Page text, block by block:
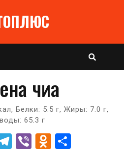
чиа
Белки: 5.5 г, Жиры: 7.0 г,
65.3 г
T Vi O